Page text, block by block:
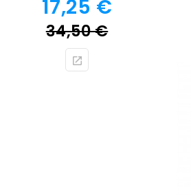
Prix
17,25 €
34,50 €Prix